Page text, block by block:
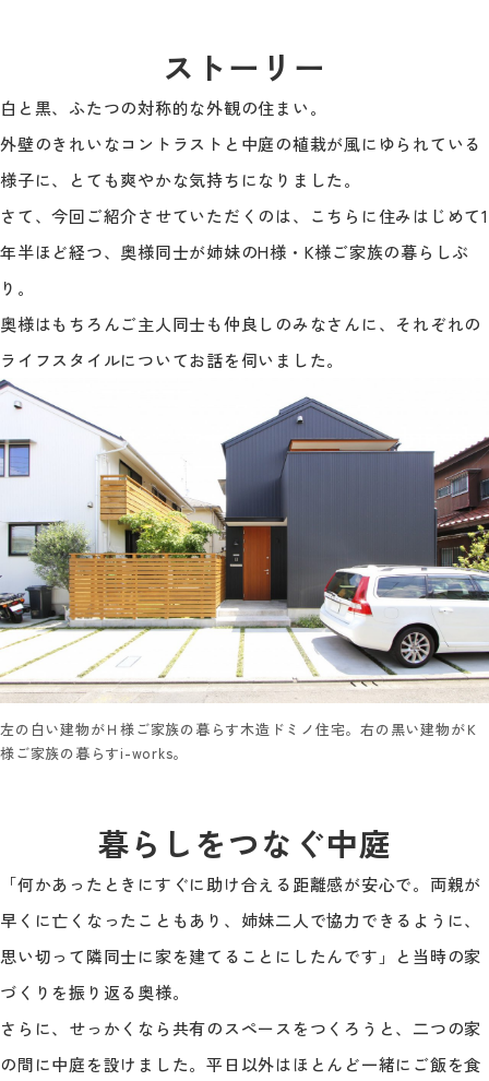
ストーリー
白と黒、ふたつの対称的な外観の住まい。
外壁のきれいなコントラストと中庭の植栽が風にゆられている
様子に、とても爽やかな気持ちになりました。
さて、今回ご紹介させていただくのは、こちらに住みはじめて1
年半ほど経つ、奥様同士が姉妹のH様・K様ご家族の暮らしぶ
り。
奥様はもちろんご主人同士も仲良しのみなさんに、それぞれの
ライフスタイルについてお話を伺いました。
左の白い建物がＨ様ご家族の暮らす木造ドミノ住宅。右の黒い建物がＫ
様ご家族の暮らすi-works。
暮らしをつなぐ中庭
「何かあったときにすぐに助け合える距離感が安心で。両親が
早くに亡くなったこともあり、姉妹二人で協力できるように、
思い切って隣同士に家を建てることにしたんです」と当時の家
づくりを振り返る奥様。
さらに、せっかくなら共有のスペースをつくろうと、二つの家
の間に中庭を設けました。平日以外はほとんど一緒にご飯を食